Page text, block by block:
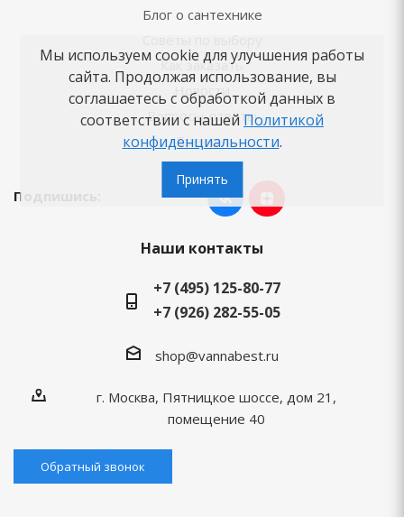
Блог о сантехнике
Как заказать
Новости
Вопросы-ответы
Бренды
Подпишись:
Наши контакты
+7 (495) 125-80-77
+7 (926) 282-55-05
shop@vannabest.ru
г. Москва, Пятницкое шоссе, дом 21,
помещение 40
Обратный звонок
Мы используем cookie для улучшения работы
сайта. Продолжая использование, вы
соглашаетесь с обработкой данных в
соответствии с нашей Политикой
конфиденциальности.
Принять